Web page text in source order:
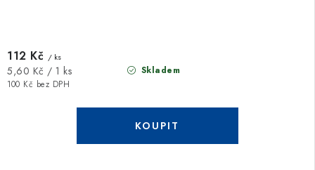
Skladem
100 Kč bez DPH
112 Kč / ks
Měrná
cena:
5,60 Kč / 1 ks